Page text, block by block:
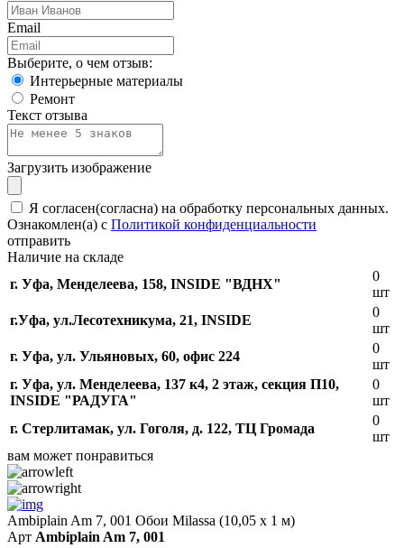
Email
Выберите, о чем отзыв:
Интерьерные материалы
Ремонт
Текст отзыва
Загрузить изображение
Я согласен(согласна) на обработку персональных данных.
Ознакомлен(а) с Политикой конфиденциальности
отправить
Наличие на складе
г. Уфа, Менделеева, 158, INSIDE "ВДНХ"
0
шт
г.Уфа, ​ул.Лесотехникума, 21, INSIDE
0
шт
г. Уфа, ул. Ульяновых, 60, офис 224
0
шт
г. Уфа, ул. Менделеева, 137 к4, ​2 этаж, секция П10,
INSIDE "РАДУГА"
0
шт
г. Стерлитамак, ул. Гоголя, д. 122, ТЦ Громада
0
шт
вам может понравиться
Ambiplain Am 7, 001 Обои Milassa (10,05 х 1 м)
Арт Ambiplain Am 7, 001